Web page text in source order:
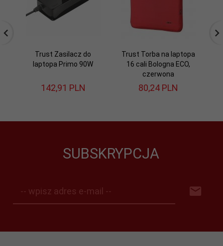
Trust Zasilacz do
laptopa Primo 90W
142,91 PLN
Trust Torba na laptopa
16 cali Bologna ECO,
czerwona
80,24 PLN
SUBSKRYPCJA
-- wpisz adres e-mail --